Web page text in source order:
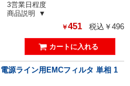
3営業日程度
商品説明
￥451 税込￥496
電源ライン用EMCフィルタ 単相 1